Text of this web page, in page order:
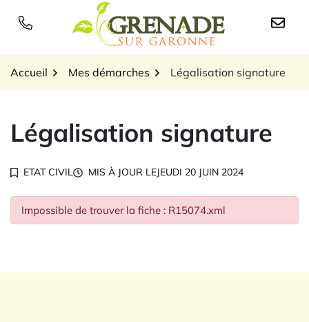
Logo Grenade sur
Accueil Mes démarches Légalisation signature
Légalisation signature
ETAT CIVIL MIS À JOUR LEJEUDI 20 JUIN 2024
Impossible de trouver la fiche : R15074.xml